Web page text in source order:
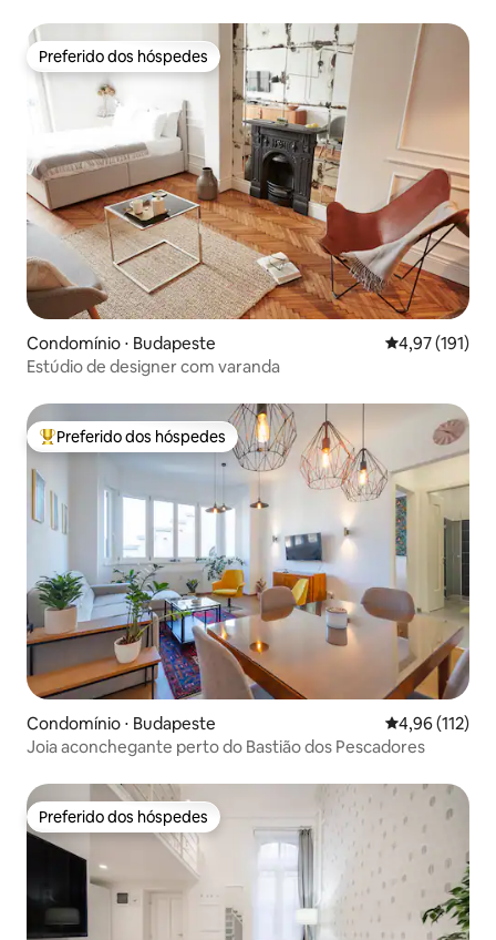
Preferido dos hóspedes
Preferido dos hóspedes
Condomínio ⋅ Budapeste 4,97 de uma
4,97 (191)
Estúdio de designer com varanda
Entre os melhores preferidos dos hóspedes
Preferido dos hóspedes
Condomínio ⋅ Budapeste 4,96 de uma
4,96 (112)
Joia aconchegante perto do Bastião dos Pescadores
Preferido dos hóspedes
Preferido dos hóspedes